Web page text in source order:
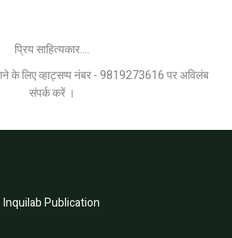
प्रिय साहित्यकार....
के लिए व्हाट्सप्प नंबर - 9819273616 पर अविलंब
संपर्क करें ।
Inquilab Publication